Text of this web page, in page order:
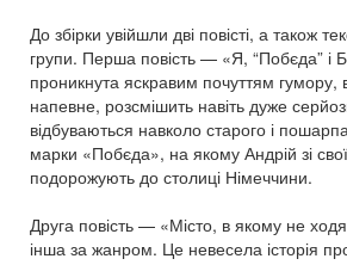
До збірки увійшли дві повісті, а також
групи. Перша повість — «Я, “Побєда” і
проникнута яскравим почуттям гумору,
напевне, розсмішить навіть дуже
відбуваються навколо старого і
марки «Побєда», на якому Андрій зі
подорожують до столиці Німеччини.
Друга повість — «Місто, в якому не
інша за жанром. Це невесела історія